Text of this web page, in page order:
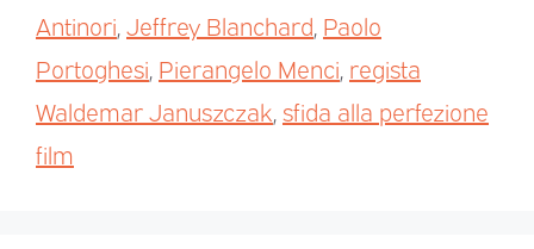
Antinori Jeffrey Blanchard Paolo
Portoghesi Pierangelo Menci regista
Waldemar Januszczak sfida alla perfezione
film